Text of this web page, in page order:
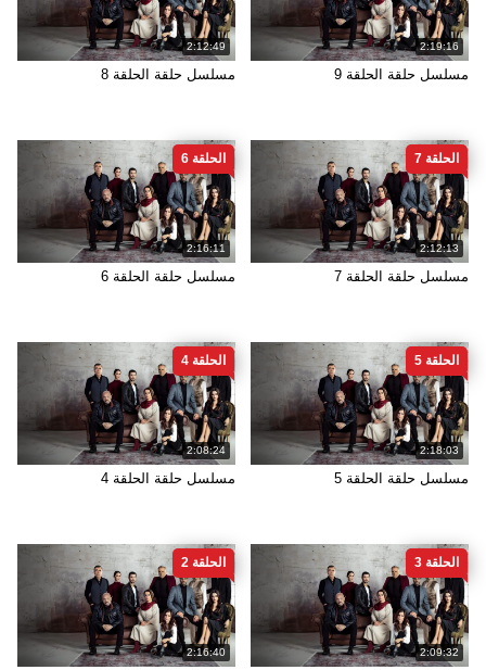
2:19:16
مسلسل حلقة الحلقة 9
2:12:49
مسلسل حلقة الحلقة 8
2:12:13
الحلقة 7
مسلسل حلقة الحلقة 7
2:16:11
الحلقة 6
مسلسل حلقة الحلقة 6
2:18:03
الحلقة 5
مسلسل حلقة الحلقة 5
2:08:24
الحلقة 4
مسلسل حلقة الحلقة 4
2:09:32
الحلقة 3
2:16:40
الحلقة 2